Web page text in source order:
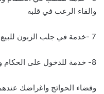
والقاء الرعب في قلبه
7 -خدمة في جلب الزبون للبيع والشراء و جلب الرزق
8- خدمة للدخول على الحكام والقضاة وارباب الاقلام
وقضاء الحوائج واغراضك